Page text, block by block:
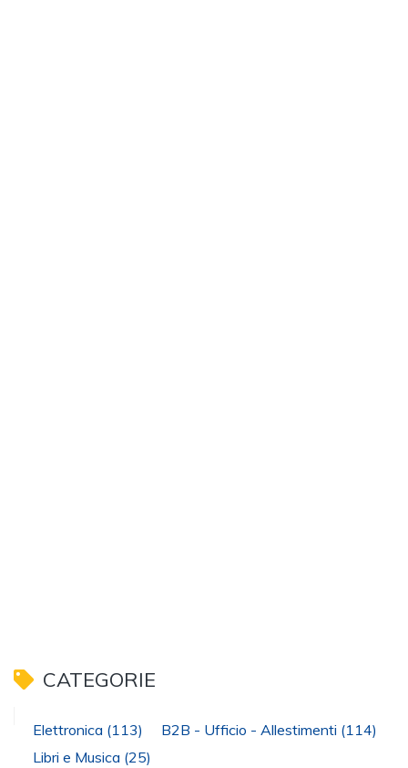
CATEGORIE
Elettronica (113) B2B - Ufficio - Allestimenti (114)
Libri e Musica (25)